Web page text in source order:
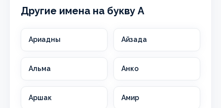
Другие имена на букву А
Ариадны Айзада
Альма Анко
Аршак Амир